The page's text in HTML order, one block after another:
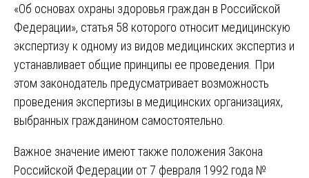
«Об основах охраны здоровья граждан в Российской
Федерации», статья 58 которого относит медицинскую
экспертизу к одному из видов медицинских экспертиз и
устанавливает общие принципы ее проведения. При
этом законодатель предусматривает возможность
проведения экспертизы в медицинских организациях,
выбранных гражданином самостоятельно.
Важное значение имеют также положения Закона
Российской Федерации от 7 февраля 1992 года №